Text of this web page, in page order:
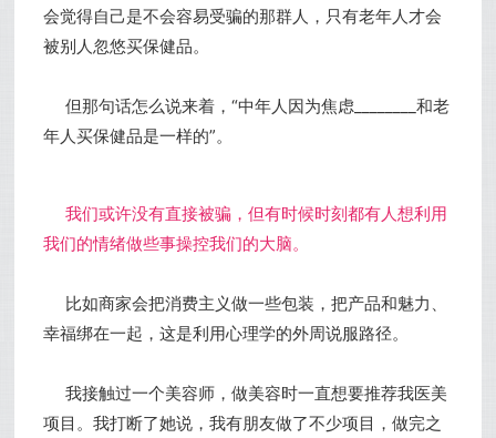
会觉得自己是不会容易受骗的那群人，只有老年人才会
被别人忽悠买保健品。
但那句话怎么说来着，“中年人因为焦虑________和老
年人买保健品是一样的”。
我们或许没有直接被骗，但有时候时刻都有人想利用
我们的情绪做些事操控我们的大脑。
比如商家会把消费主义做一些包装，把产品和魅力、
幸福绑在一起，这是利用心理学的外周说服路径。
我接触过一个美容师，做美容时一直想要推荐我医美
项目。我打断了她说，我有朋友做了不少项目，做完之